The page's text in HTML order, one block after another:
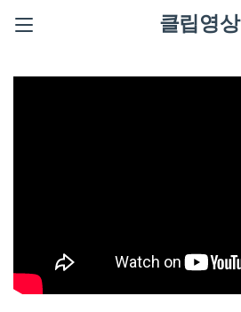
클립영상